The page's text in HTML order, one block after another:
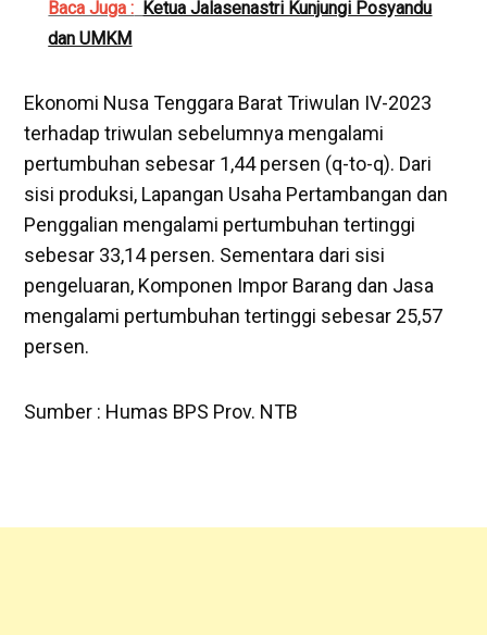
Baca Juga : Ketua Jalasenastri Kunjungi Posyandu
dan UMKM
Ekonomi Nusa Tenggara Barat Triwulan IV-2023
terhadap triwulan sebelumnya mengalami
pertumbuhan sebesar 1,44 persen (q-to-q). Dari
sisi produksi, Lapangan Usaha Pertambangan dan
Penggalian mengalami pertumbuhan tertinggi
sebesar 33,14 persen. Sementara dari sisi
pengeluaran, Komponen Impor Barang dan Jasa
mengalami pertumbuhan tertinggi sebesar 25,57
persen.
Sumber : Humas BPS Prov. NTB